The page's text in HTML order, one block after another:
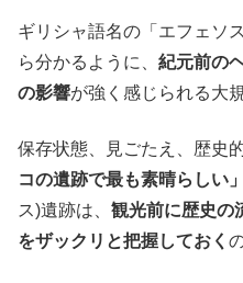
ギリシャ語名の「エフェソ
ら分かるように、 紀元前の
の影響が強く感じられる大
保存状態、見ごたえ、歴史
コの遺跡で最も素晴らしい」
ス)遺跡は、 観光前に歴史の
をザックリと把握しておく